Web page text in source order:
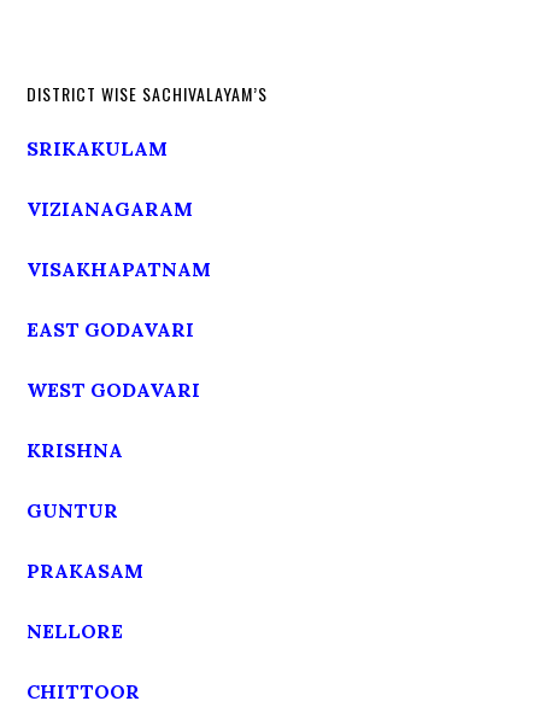
DISTRICT WISE SACHIVALAYAM’S
SRIKAKULAM
VIZIANAGARAM
VISAKHAPATNAM
EAST GODAVARI
WEST GODAVARI
KRISHNA
GUNTUR
PRAKASAM
NELLORE
CHITTOOR